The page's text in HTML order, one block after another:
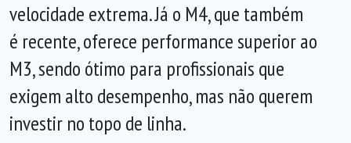
velocidade extrema. Já o M4, que também
é recente, oferece performance superior ao
M3, sendo ótimo para profissionais que
exigem alto desempenho, mas não querem
investir no topo de linha.